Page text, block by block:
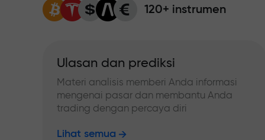
120+ instrumen
Ulasan dan prediksi
Materi analisis memberi Anda informasi
mengenai pasar dan membantu Anda
trading dengan percaya diri
Lihat semua